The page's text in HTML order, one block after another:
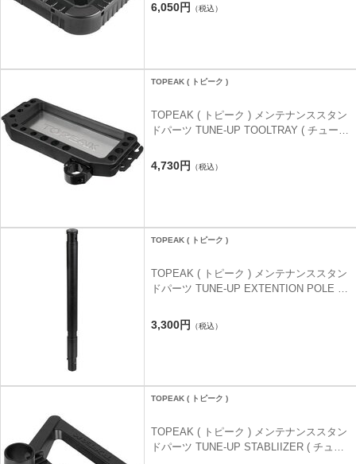
6,050円 （税込）
TOPEAK ( トピーク )
TOPEAK ( トピーク ) メンテナンススタン
ドパーツ TUNE-UP TOOLTRAY ( チューン
4,730円 （税込）
TOPEAK ( トピーク )
TOPEAK ( トピーク ) メンテナンススタン
ドパーツ TUNE-UP EXTENTION POLE (
3,300円 （税込）
TOPEAK ( トピーク )
TOPEAK ( トピーク ) メンテナンススタン
ドパーツ TUNE-UP STABLIIZER ( チュー